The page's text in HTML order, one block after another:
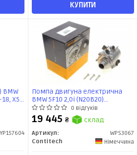
КУПИТИ
X5
, X6
A.B.A
YP157604
Помпа двигуна електрична
BMW 5F10 2,0i (N20B20)
(WPS3067) ContiTech
0 відгуків
19 445 ₴ склад
Артикул:
WPS3067
Contitech
Німеччина